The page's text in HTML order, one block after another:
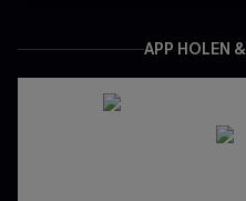
APP HOLEN